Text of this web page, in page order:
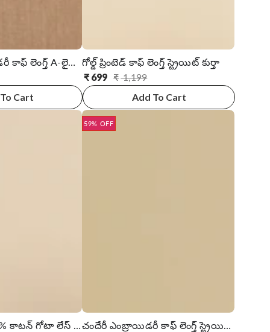
Cart
గోల్డ్ ప్రింటెడ్ కాఫ్ లెంగ్త్ స్ట్రెయిట్ కుర్తా
₹1,199
సాధారణ
అమ్ముడు
₹ 699
Add To Cart
నడుము వద్ద 100% కాటన్ గోటా లేస్ యోక్ కాఫ్ పొడవు కుర్తా
చందేరీ ఎంబ్రాయిడరీ కాఫ్ లెంగ్త్ స్ట్రెయిట్ కుర్తా
59% OFF